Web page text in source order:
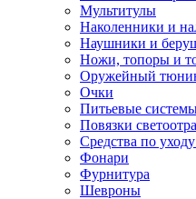
Мультитулы
Наколенники и
Наушники и
Ножи, топоры и
Оружейный
Очки
Питьевые
Повязки
Средства по
Фонари
Фурнитура
Шевроны